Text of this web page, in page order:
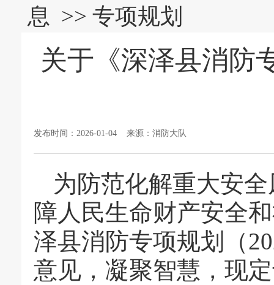
息 >> 专项规划
关于《深泽县消防
发布时间：2026-01-04 来源：消防大队
为防范化解重大安
障人民生命财产安全
泽县消防专项规划（
意见，凝聚智慧，现